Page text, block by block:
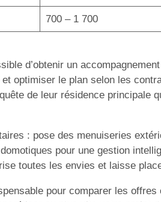
700 – 1 700
d’obtenir un
optimiser le plan selon les
de leur résidence principale
: pose des menuiseries
pour une gestion
toutes les envies et laisse
pour comparer les